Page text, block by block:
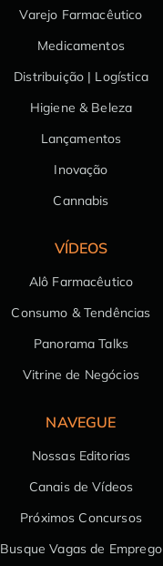
Varejo Farmacêutico
Medicamentos
Distribuição | Logística
Higiene & Beleza
Lançamentos
Inovação
Cannabis
VÍDEOS
Alô Farmacêutico
Consumo & Tendências
Panorama Talks
Vitrine de Negócios
NAVEGUE
Nossas Editorias
Canais de Vídeos
Próximos Concursos
Busque Vagas de Emprego